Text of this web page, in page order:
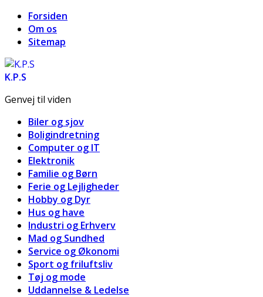
Forsiden
Om os
Sitemap
K.P.S
Genvej til viden
Biler og sjov
Boligindretning
Computer og IT
Elektronik
Familie og Børn
Ferie og Lejligheder
Hobby og Dyr
Hus og have
Industri og Erhverv
Mad og Sundhed
Service og Økonomi
Sport og friluftsliv
Tøj og mode
Uddannelse & Ledelse